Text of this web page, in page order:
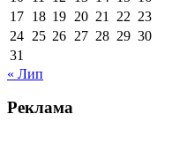
17 18 19 20 21 22 23
24 25 26 27 28 29 30
31
« Лип
Реклама